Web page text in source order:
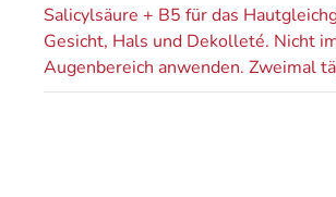
Salicylsäure + B5 für das
Gesicht, Hals und Dekolleté. Nicht
Augenbereich anwenden. Zweimal